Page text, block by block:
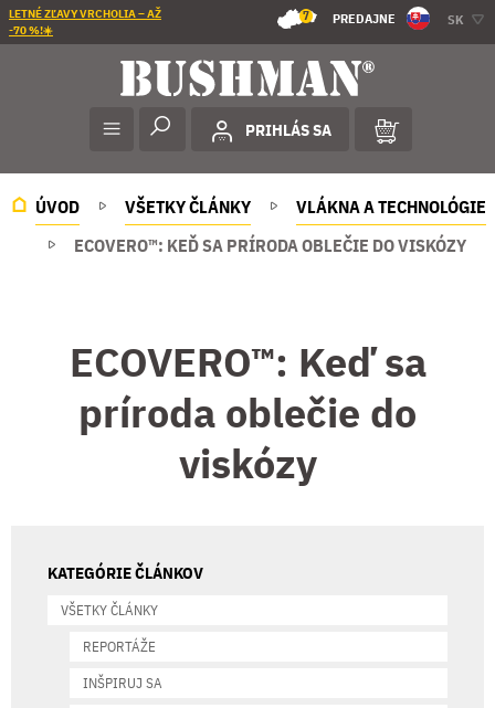
LETNÉ ZĽAVY VRCHOLIA – AŽ
-70 %!☀️
7 PREDAJNE SK
PRIHLÁS SA
ÚVOD VŠETKY ČLÁNKY
VLÁKNA A TECHNOLÓGIE
ECOVERO™: KEĎ SA PRÍRODA OBLEČIE DO VISKÓZY
ECOVERO™: Keď sa
príroda oblečie do
viskózy
KATEGÓRIE ČLÁNKOV
VŠETKY ČLÁNKY
REPORTÁŽE
INŠPIRUJ SA